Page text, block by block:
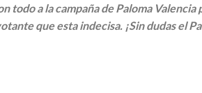
todo a la campaña de Paloma Valencia
que esta indecisa. ¡Sin dudas el